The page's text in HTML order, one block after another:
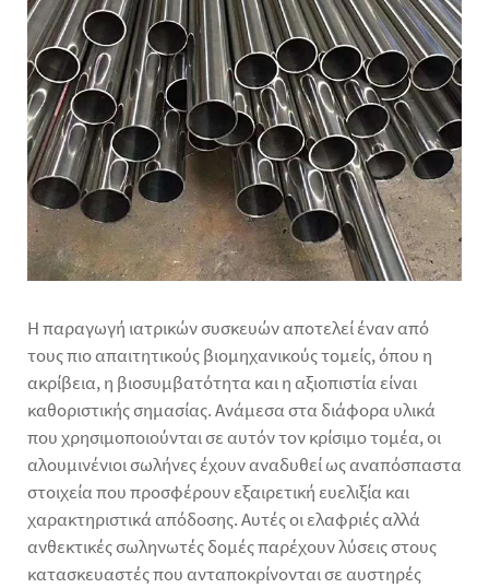
Η παραγωγή ιατρικών συσκευών αποτελεί έναν από
τους πιο απαιτητικούς βιομηχανικούς τομείς, όπου η
ακρίβεια, η βιοσυμβατότητα και η αξιοπιστία είναι
καθοριστικής σημασίας. Ανάμεσα στα διάφορα υλικά
που χρησιμοποιούνται σε αυτόν τον κρίσιμο τομέα, οι
αλουμινένιοι σωλήνες έχουν αναδυθεί ως αναπόσπαστα
στοιχεία που προσφέρουν εξαιρετική ευελιξία και
χαρακτηριστικά απόδοσης. Αυτές οι ελαφριές αλλά
ανθεκτικές σωληνωτές δομές παρέχουν λύσεις στους
κατασκευαστές που ανταποκρίνονται σε αυστηρές